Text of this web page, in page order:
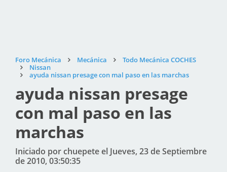
Foro Mecánica Mecánica
Todo Mecánica COCHES
Nissan
ayuda nissan presage con mal paso en las marchas
ayuda nissan presage
con mal paso en las
marchas
Iniciado por chuepete el Jueves, 23 de Septiembre
de 2010, 03:50:35